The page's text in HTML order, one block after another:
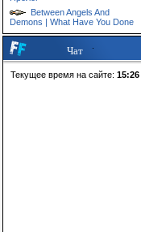
Between Angels And
Demons | What Have You Done
Чат
Текущее время на сайте: 15:26